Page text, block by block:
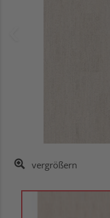
vergrößern